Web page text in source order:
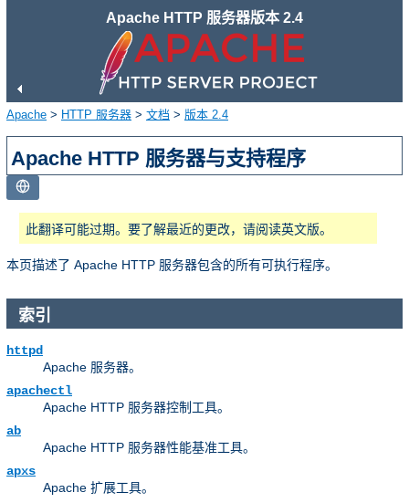
Apache HTTP 服务器版本 2.4
Apache > HTTP 服务器 > 文档 > 版本 2.4
Apache HTTP 服务器与支持程序
此翻译可能过期。要了解最近的更改，请阅读英文版。
本页描述了 Apache HTTP 服务器包含的所有可执行程序。
索引
httpd
Apache 服务器。
apachectl
Apache HTTP 服务器控制工具。
ab
Apache HTTP 服务器性能基准工具。
apxs
Apache 扩展工具。